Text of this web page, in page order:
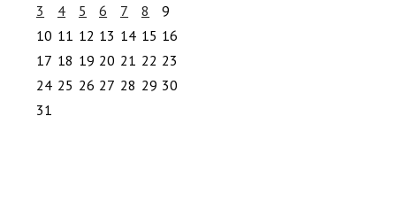
3
4 5 6 7 8
9
10 11 12 13 14 15 16
17 18 19 20 21 22 23
24 25 26 27 28 29 30
31